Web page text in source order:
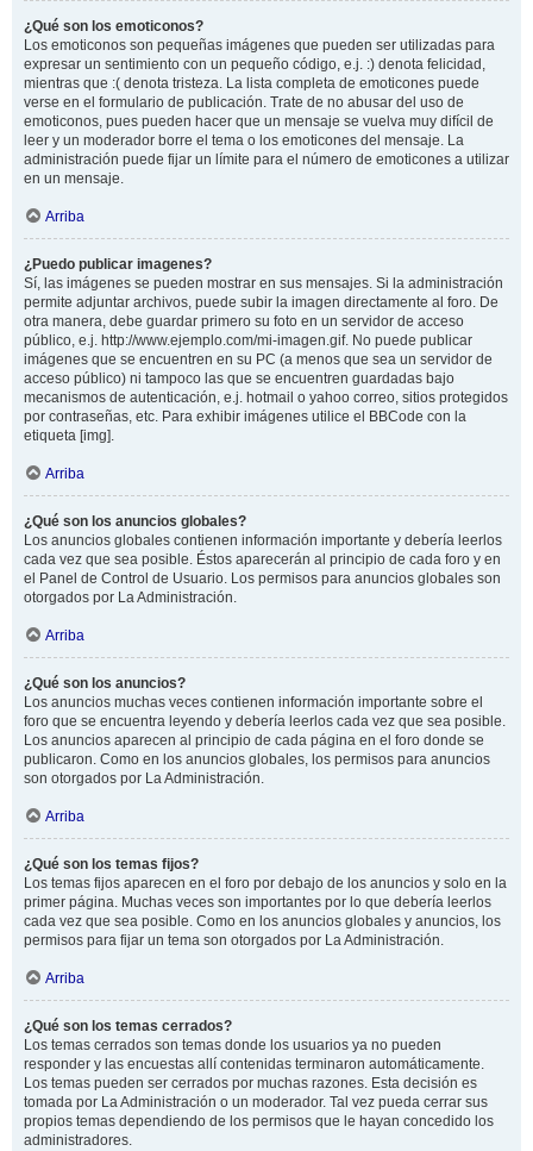
¿Qué son los emoticonos?
Los emoticonos son pequeñas imágenes que pueden ser utilizadas para
expresar un sentimiento con un pequeño código, e.j. :) denota felicidad,
mientras que :( denota tristeza. La lista completa de emoticones puede
verse en el formulario de publicación. Trate de no abusar del uso de
emoticonos, pues pueden hacer que un mensaje se vuelva muy difícil de
leer y un moderador borre el tema o los emoticones del mensaje. La
administración puede fijar un límite para el número de emoticones a utilizar
en un mensaje.
Arriba
¿Puedo publicar imagenes?
Sí, las imágenes se pueden mostrar en sus mensajes. Si la administración
permite adjuntar archivos, puede subir la imagen directamente al foro. De
otra manera, debe guardar primero su foto en un servidor de acceso
público, e.j. http://www.ejemplo.com/mi-imagen.gif. No puede publicar
imágenes que se encuentren en su PC (a menos que sea un servidor de
acceso público) ni tampoco las que se encuentren guardadas bajo
mecanismos de autenticación, e.j. hotmail o yahoo correo, sitios protegidos
por contraseñas, etc. Para exhibir imágenes utilice el BBCode con la
etiqueta [img].
Arriba
¿Qué son los anuncios globales?
Los anuncios globales contienen información importante y debería leerlos
cada vez que sea posible. Éstos aparecerán al principio de cada foro y en
el Panel de Control de Usuario. Los permisos para anuncios globales son
otorgados por La Administración.
Arriba
¿Qué son los anuncios?
Los anuncios muchas veces contienen información importante sobre el
foro que se encuentra leyendo y debería leerlos cada vez que sea posible.
Los anuncios aparecen al principio de cada página en el foro donde se
publicaron. Como en los anuncios globales, los permisos para anuncios
son otorgados por La Administración.
Arriba
¿Qué son los temas fijos?
Los temas fijos aparecen en el foro por debajo de los anuncios y solo en la
primer página. Muchas veces son importantes por lo que debería leerlos
cada vez que sea posible. Como en los anuncios globales y anuncios, los
permisos para fijar un tema son otorgados por La Administración.
Arriba
¿Qué son los temas cerrados?
Los temas cerrados son temas donde los usuarios ya no pueden
responder y las encuestas allí contenidas terminaron automáticamente.
Los temas pueden ser cerrados por muchas razones. Esta decisión es
tomada por La Administración o un moderador. Tal vez pueda cerrar sus
propios temas dependiendo de los permisos que le hayan concedido los
administradores.